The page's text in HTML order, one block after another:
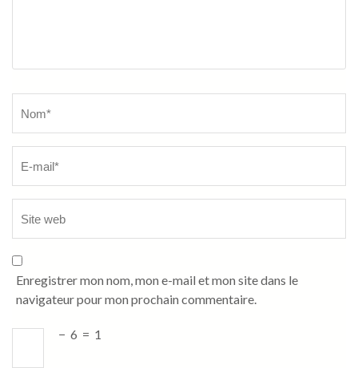
Enregistrer mon nom, mon e-mail et mon site dans le
navigateur pour mon prochain commentaire.
− 6 = 1